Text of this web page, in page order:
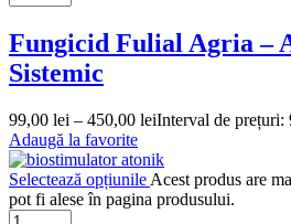
Fungicid Fulial Agria –
Sistemic
99,00 lei – 450,00 leiInterval de prețuri:
Adaugă la favorite
Selectează opțiunile Acest produs are
pot fi alese în pagina produsului.